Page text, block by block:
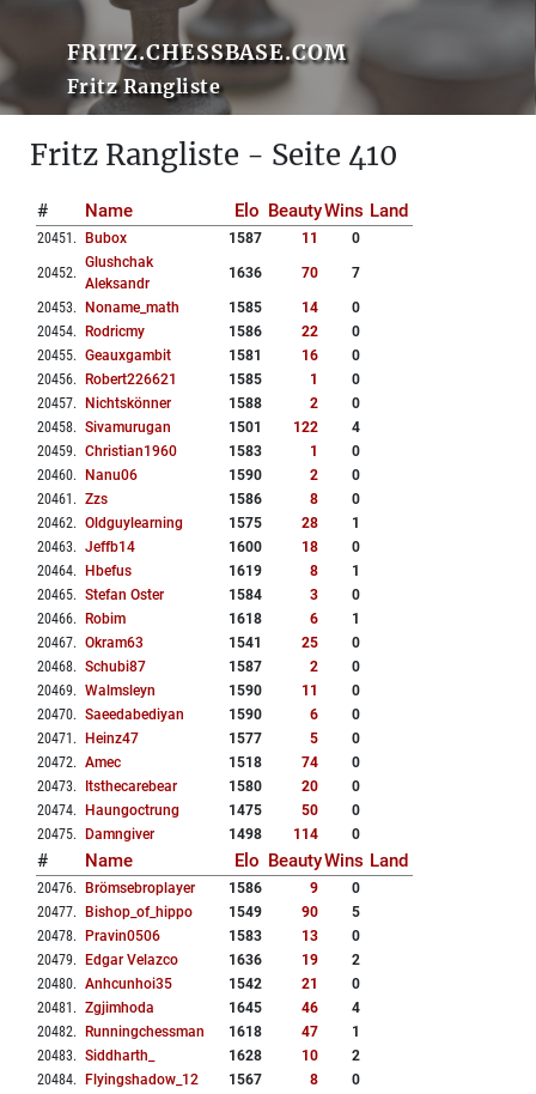
FRITZ.CHESSBASE.COM
Fritz Rangliste
Fritz Rangliste - Seite 410
# Name Elo BeautyWins Land
20451 . Bubox 1587 11 0
20452.
Glushchak
Aleksandr
1636 70 7
20453. Noname_math 1585 14
0
20454. Rodricmy 1586 22
0
20455. Geauxgambit 1581 16
0
20456. Robert226621 1585 1
0
20457. Nichtskönner 1588 2
0
20458. Sivamurugan 1501 122
4
20459. Christian1960 1583 1
0
20460. Nanu06 1590 2
0
20461 . Zzs 1586 8
0
20462. Oldguylearning 1575 28
1
20463. Jeffb14 1600 18
0
20464. Hbefus 1619 8
1
20465. Stefan Oster 1584 3
0
20466. Robim 1618 6
1
20467. Okram63 1541 25
0
20468. Schubi87 1587 2
0
20469. Walmsleyn 1590 11
0
20470. Saeedabediyan 1590 6
0
20471 . Heinz47 1577 5
0
20472. Amec 1518 74
0
20473. Itsthecarebear 1580 20
0
20474. Haungoctrung 1475 50
0
20475. Damngiver 1498 114 0
# Name Elo BeautyWins Land
20476. Brömsebroplayer 1586 9
0
20477. Bishop_of_hippo 1549 90
5
20478. Pravin0506 1583 13
0
20479. Edgar Velazco 1636 19
2
20480. Anhcunhoi35 1542 21
0
20481 . Zgjimhoda 1645 46
4
20482. Runningchessman 1618 47
1
20483. Siddharth_ 1628 10
2
20484. Flyingshadow_12 1567 8
0